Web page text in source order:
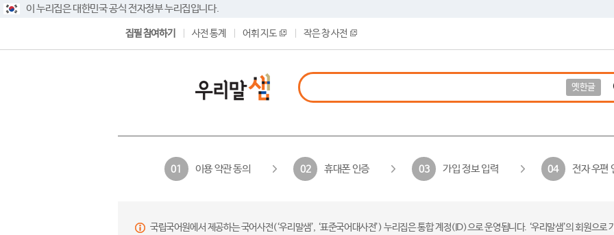
이 누리집은 대한민국 공식 전자정부 누리집입니다.
집필 참여하기 사전 통계 어휘 지도 작은 창 사전
옛한글
01 이용 약관 동의 02 휴대폰 인증 03 가입 정보 입력 04 전자 우편
국립국어원에서 제공하는 국어사전(‘우리말샘’, ‘표준국어대사전’) 누리집은 통합 계정(ID)으로 운영됩니다. ‘우리말샘’의 회원으